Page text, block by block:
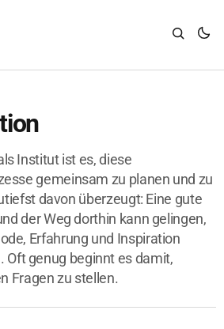
Institut ist es, diese
gemeinsam zu planen und zu
davon überzeugt: Eine gute
der Weg dorthin kann gelingen,
Erfahrung und Inspiration
genug beginnt es damit,
Fragen zu stellen.